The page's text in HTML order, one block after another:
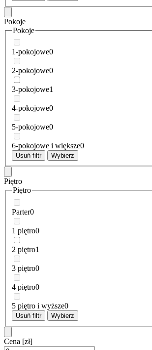
Pokoje
Pokoje
1-pokojowe0
2-pokojowe0
3-pokojowe1
4-pokojowe0
5-pokojowe0
6-pokojowe i większe0
Usuń filtr Wybierz
Piętro
Piętro
Parter0
1 piętro0
2 piętro1
3 piętro0
4 piętro0
5 piętro i wyższe0
Usuń filtr Wybierz
Cena [zł]